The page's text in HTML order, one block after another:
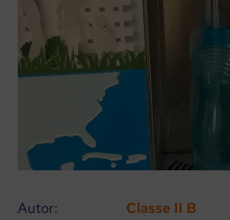
Autor: Classe II B